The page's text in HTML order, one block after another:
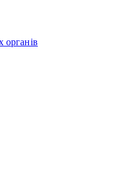
органів